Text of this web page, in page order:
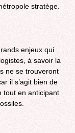
stratège.
enjeux qui
à savoir la
ne se trouveront
il s’agit bien de
tout en anticipant